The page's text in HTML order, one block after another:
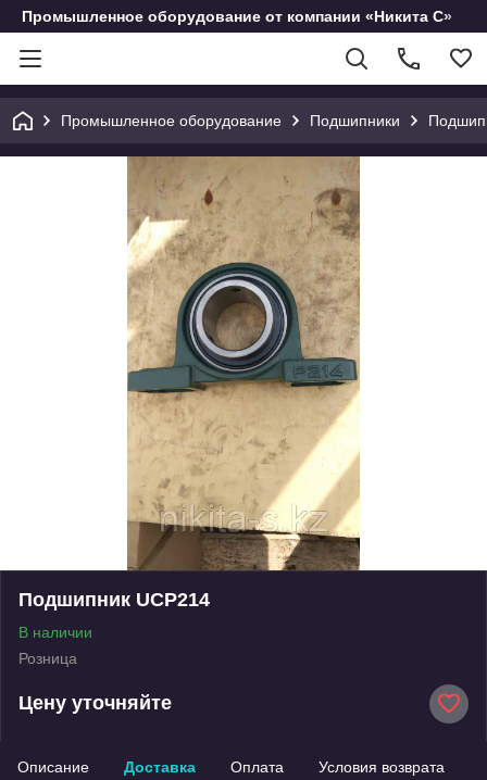
Промышленное оборудование от компании «Никита С»
Промышленное оборудование Подшипники
Подшипник UCP214
В наличии
Розница
Цену уточняйте
Описание Доставка Оплата Условия возврата